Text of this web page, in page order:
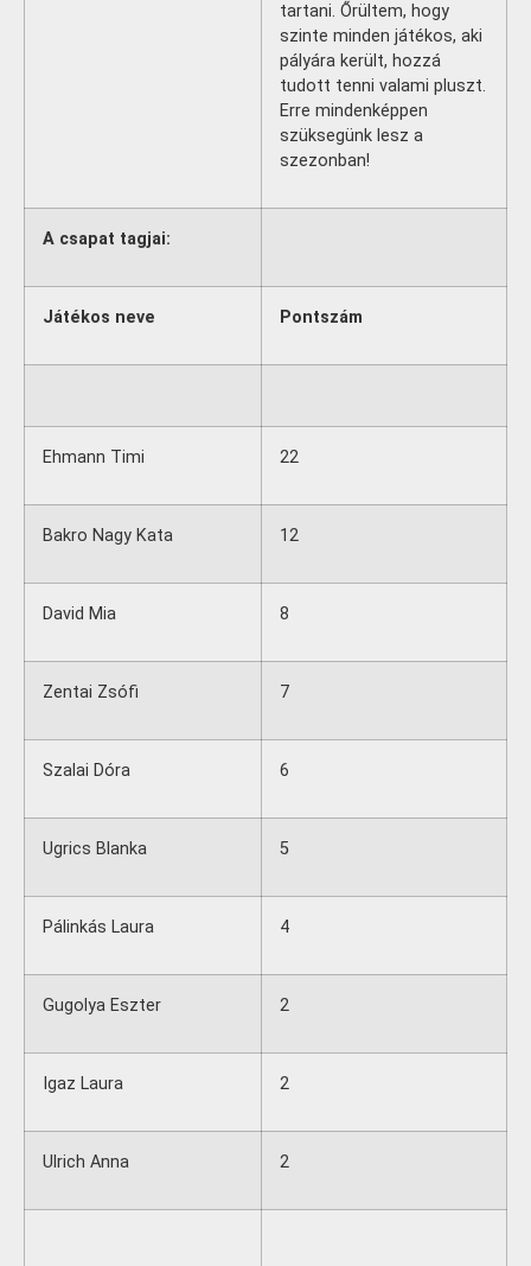
tartani. Őrültem, hogy
szinte minden játékos, aki
pályára került, hozzá
tudott tenni valami pluszt.
Erre mindenképpen
szüksegünk lesz a
szezonban!
A csapat tagjai:
Játékos neve Pontszám
Ehmann Timi 22
Bakro Nagy Kata 12
David Mia 8
Zentai Zsófi 7
Szalai Dóra 6
Ugrics Blanka 5
Pálinkás Laura 4
Gugolya Eszter 2
Igaz Laura 2
Ulrich Anna 2